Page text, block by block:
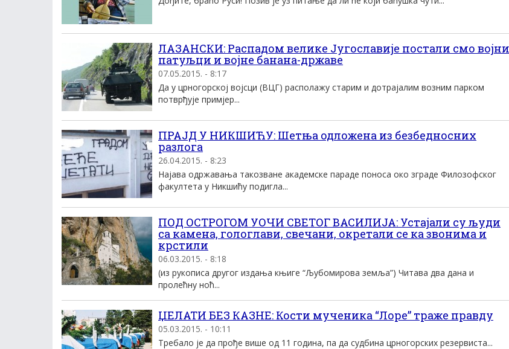
ЛАЗАНСКИ: Распадом велике Југославије постали смо војни
патуљци и војне банана-државе
07.05.2015. - 8:17
Да у црногорској војсци (ВЦГ) располажу старим и дотрајалим возним парком
потврђује примјер...
ПРАЈД У НИКШИЋУ: Шетња одложена из безбедносних
разлога
26.04.2015. - 8:23
Најава одржавања такозване академске параде поноса око зграде Филозофског
факултета у Никшићу подигла...
ПОД ОСТРОГОМ УОЧИ СВЕТОГ ВАСИЛИЈА: Устајали су људи
са камена, гологлави, свечани, окретали се ка звонима и
крстили
06.03.2015. - 8:18
(из рукописа другог издања књиге “Љубомирова земља”) Читава два дана и
пролећну ноћ...
ЏЕЛАТИ БЕЗ КАЗНЕ: Кости мученика “Лоре” траже правду
05.03.2015. - 10:11
Требало је да прође више од 11 година, па да судбина црногорских резервиста...